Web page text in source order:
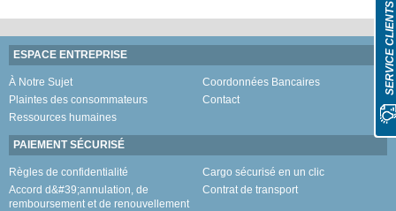
ESPACE ENTREPRISE
À Notre Sujet
Coordonnées Bancaires
Plaintes des consommateurs
Contact
Ressources humaines
PAIEMENT SÉCURISÉ
Règles de confidentialité
Cargo sécurisé en un clic
Accord d&#39;annulation, de
remboursement et de renouvellement
Contrat de transport
SERVICE CLIENTS